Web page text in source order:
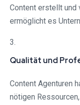
Content erstellt und
ermöglicht es
3.
Qualität und
Content Agenturen
nötigen